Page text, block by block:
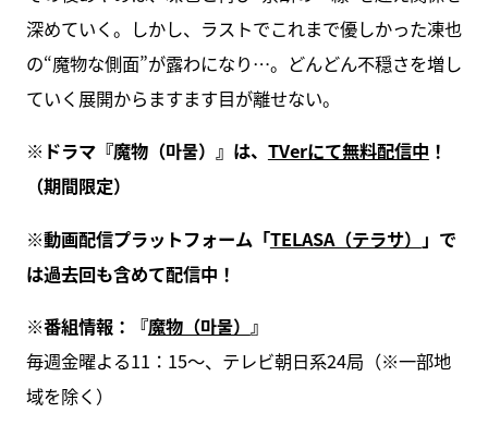
深めていく。しかし、ラストでこれまで優しかった凍也
の“魔物な側面”が露わになり…。どんどん不穏さを増し
ていく展開からますます目が離せない。
※ドラマ『魔物（마물）』は、 TVerにて無料配信中 ！
（期間限定）
※動画配信プラットフォーム「TELASA（テラサ） 」で
は過去回も含めて配信中！
※番組情報：『魔物（마물） 』
毎週金曜よる11：15～、テレビ朝日系24局（※一部地
域を除く）